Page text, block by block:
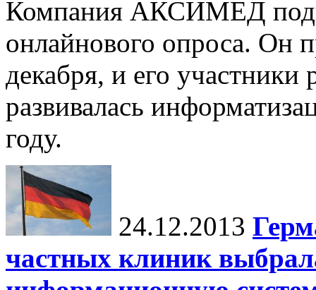
Компания АКСИМЕД
онлайнового опроса. Он
декабря, и его
развивалась
году.
24.12.2013
частных клиник